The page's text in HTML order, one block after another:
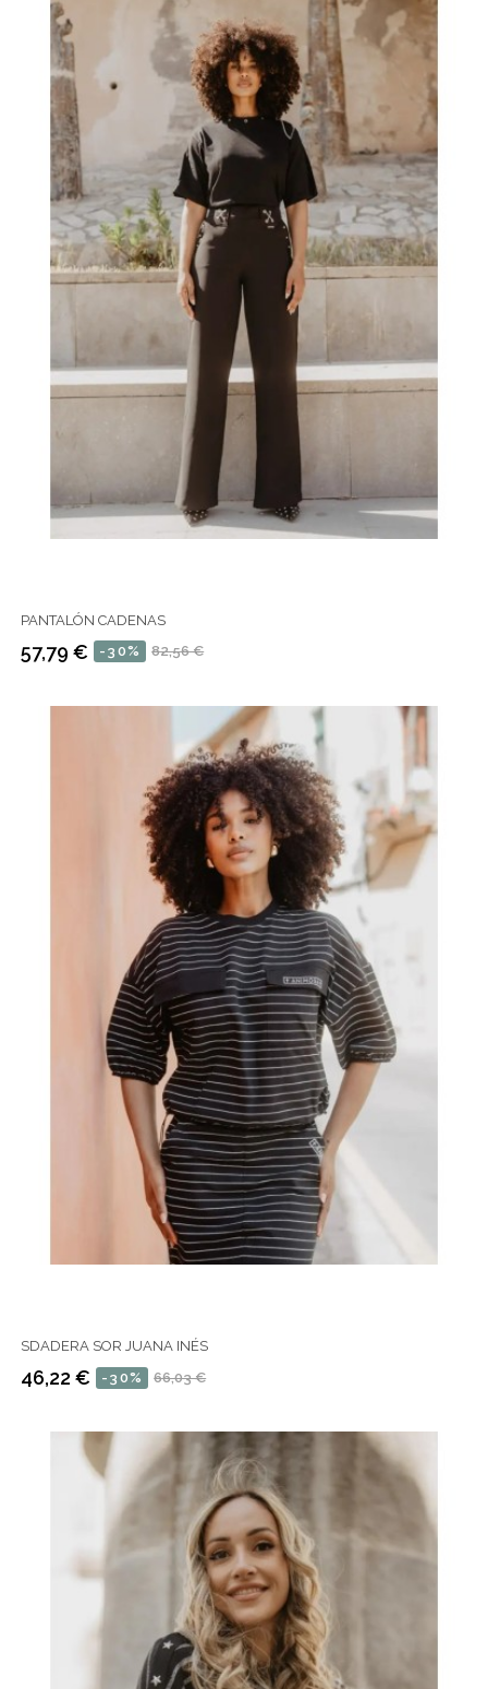
PANTALÓN CADENAS
Precio
82,56 €
-30%
Precio
57,79 €
SDADERA SOR JUANA INÉS
Precio
66,03 €
-30%
Precio
46,22 €